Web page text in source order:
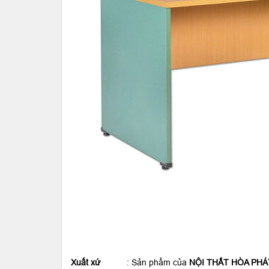
Xuất xứ: Sản phẩm của NỘI THẤT HÒA